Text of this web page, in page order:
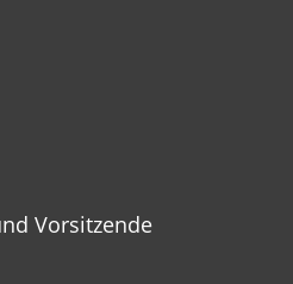
Vorsitzende